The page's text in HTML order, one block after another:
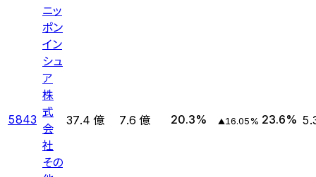
5843
ニッ
ポン
イン
シュ
ア
株
式
会
社
その
37.4 億 7.6 億 20.3% ▲16.05% 23.6%